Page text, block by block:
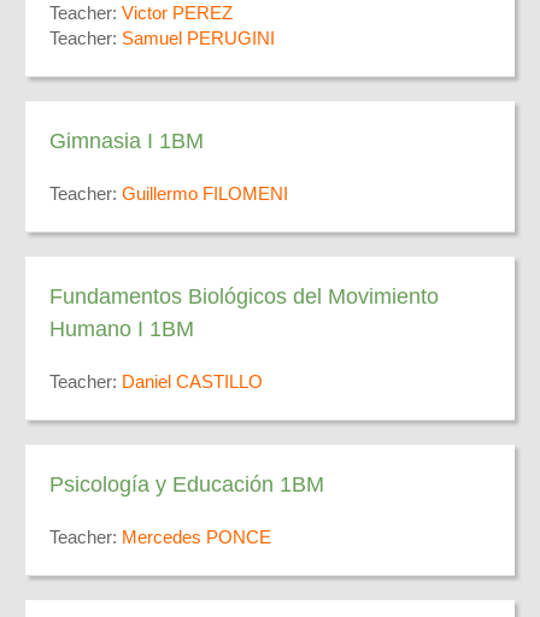
Teacher: Victor PEREZ
Teacher: Samuel PERUGINI
Gimnasia I 1BM
Teacher: Guillermo FILOMENI
Fundamentos Biológicos del Movimiento
Humano I 1BM
Teacher: Daniel CASTILLO
Psicología y Educación 1BM
Teacher: Mercedes PONCE